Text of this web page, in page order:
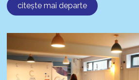
citește mai departe